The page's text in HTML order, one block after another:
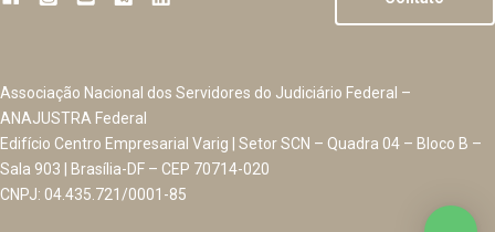
Associação Nacional dos Servidores do Judiciário Federal –
ANAJUSTRA Federal
Edifício Centro Empresarial Varig | Setor SCN – Quadra 04 – Bloco B –
Sala 903 | Brasília-DF – CEP 70714-020
CNPJ: 04.435.721/0001-85